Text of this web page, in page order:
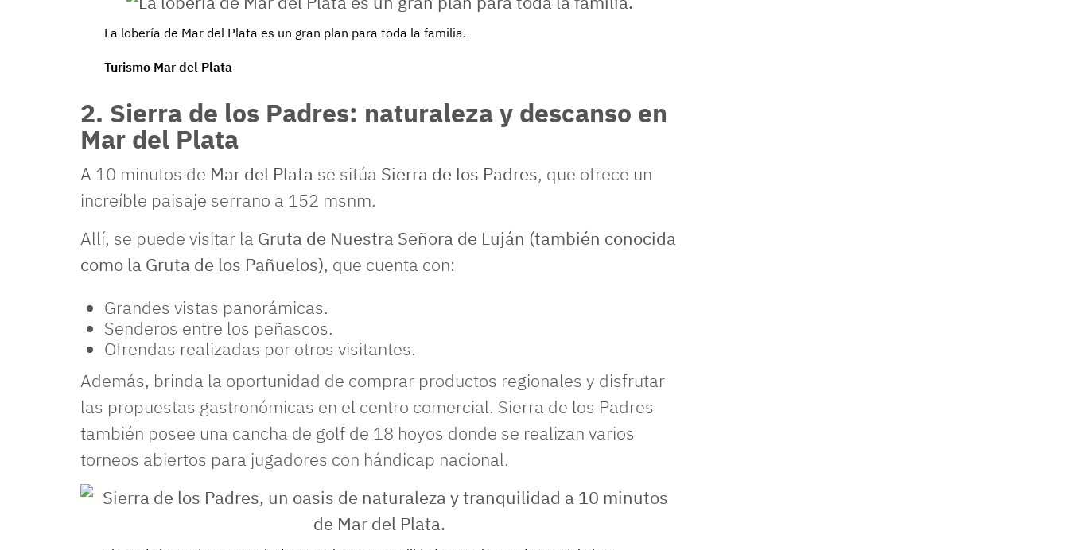
La lobería de Mar del Plata es un gran plan para toda la familia.
Turismo Mar del Plata
2. Sierra de los Padres: naturaleza y descanso en
Mar del Plata
A 10 minutos de Mar del Plata se sitúa Sierra de los Padres, que ofrece un
increíble paisaje serrano a 152 msnm.
Allí, se puede visitar la Gruta de Nuestra Señora de Luján (también conocida
como la Gruta de los Pañuelos), que cuenta con:
Grandes vistas panorámicas.
Senderos entre los peñascos.
Ofrendas realizadas por otros visitantes.
Además, brinda la oportunidad de comprar productos regionales y disfrutar
las propuestas gastronómicas en el centro comercial. Sierra de los Padres
también posee una cancha de golf de 18 hoyos donde se realizan varios
torneos abiertos para jugadores con hándicap nacional.